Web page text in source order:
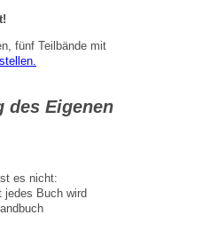
fünf Teilbände mit
des Eigenen
es nicht:
jedes Buch wird